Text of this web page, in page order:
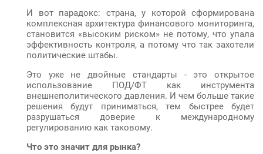
И вот парадокс: страна, у которой сформирована
комплексная архитектура финансового мониторинга,
становится «высоким риском» не потому, что упала
эффективность контроля, а потому что так захотели
политические штабы.
Это уже не двойные стандарты - это открытое
использование ПОД/ФТ как инструмента
внешнеполитического давления. И чем больше такие
решения будут приниматься, тем быстрее будет
разрушаться доверие к международному
регулированию как таковому.
Что это значит для рынка?